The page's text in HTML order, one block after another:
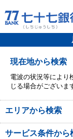
現在地から検索
電波の状況等により
じる場合がございま
エリアから検索
サービス条件から